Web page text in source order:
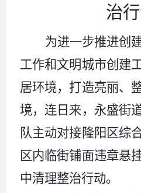
治
为进一步推进创
工作和文明城市创建
居环境，打造亮丽、
境，连日来，永盛街
队主动对接隆阳区综
区内临街铺面违章悬
中清理整治行动。